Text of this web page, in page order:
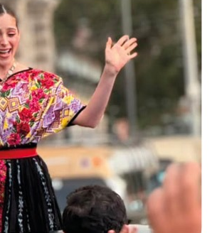
la Estrategia Integral de Seguridad Vial
que la Estrategia Integral de Seguridad
EN XELA
ataque armado contra unidades del
un ataque armado contra unidades del